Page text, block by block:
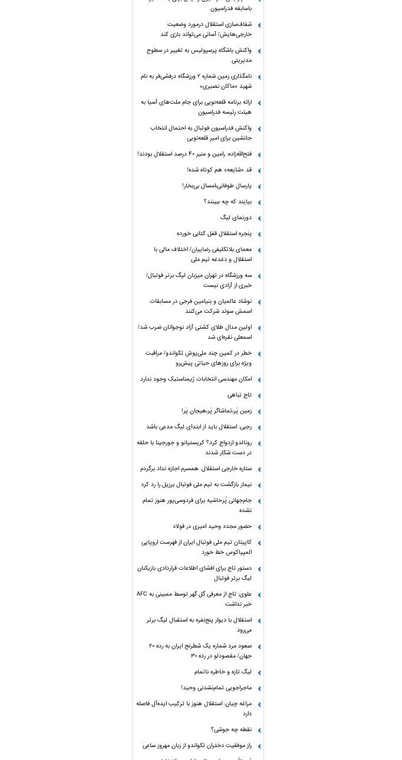
باسابقه فدراسیون
شفاف‌سازی استقلال درمورد وضعیت
خارجی‌هایش/ آسانی می‌تواند بازی کند
واکنش باشگاه پرسپولیس به تغییر در سطوح
مدیریتی
نامگذاری زمین شماره ۲ ورزشگاه درفشی‌فر به نام
شهید «ماکان نصیری»
ارائه برنامه‌ قلعه‌نویی برای جام ملت‌های آسیا به
هیئت رئیسه فدراسیون
واکنش فدراسیون فوتبال به احتمال انتخاب
جانشین برای امیر قلعه‌نویی
فتح‌الله‌زاده: رامین و منیر 40 درصد استقلال بودند!
قد «شایعه» هم کوتاه شده!
پارسال طوفانی،امسال بی‌بخار!
بیایند که چه ببینند؟
دورنمای لیگ
پنجره‌ استقلال قفل کتابی خورده
معمای بلاتکلیفی رضاییان/ اختلاف مالی با
استقلال و دغدغه تیم ملی
سه ورزشگاه در تهران میزبان لیگ برتر فوتبال/
خبری از آزادی نیست
نوشاد عالمیان و بنیامین فرجی در مسابقات
اسمش سوئد شرکت می‌کنند
اولین مدال طلای کشتی آزاد نوجوانان ضرب شد/
اسمعلی نقره‌ای شد
خطر در کمین چند ملی‌پوش تکواندو/ مراقبت
ویژه برای روزهای حیاتی پیش‌رو
امکان مهندسی انتخابات ژیمناستیک وجود ندارد
تاج تباهی
زمین پَر،تماشاگر پَر،هیجان پَر!
رجبی: استقلال باید از ابتدای لیگ مدعی باشد
رونالدو ازدواج کرد؟ کریستیانو و جورجینا با حلقه
در دست شکار شدند
ستاره خارجی استقلال: همسرم اجازه نداد برگردم
نیمار بازگشت به تیم ملی فوتبال برزیل را رد کرد
جام‌جهانی پُرحاشیه برای فردوسی‌پور هنوز تمام
نشده
حضور مجدد وحید امیری در فولاد
کاپیتان تیم ملی فوتبال ایران از فهرست اروپایی
المپیاکوس خط خورد
دستور تاج برای افشای اطلاعات قراردادی بازیکنان
لیگ برتر فوتبال
علوی: تاج از معرفی گل گهر توسط ممبینی به AFC
خبر نداشت
استقلال با دیوار پنج‌نفره به استقبال لیگ برتر
می‌رود
صعود مرد شماره یک شطرنج ایران به رده ۲۰
جهان/ مقصودلو در رده ۳۰
لیگ تازه و خاطره ناتمام
ماجراجویی تمام‌نشدنی وحید!
مراغه چیان: استقلال هنوز با ترکیب ایده‌آل فاصله
دارد
نقطه چه جوشی؟
راز موفقیت دختران تکواندو از زبان مهروز ساعی